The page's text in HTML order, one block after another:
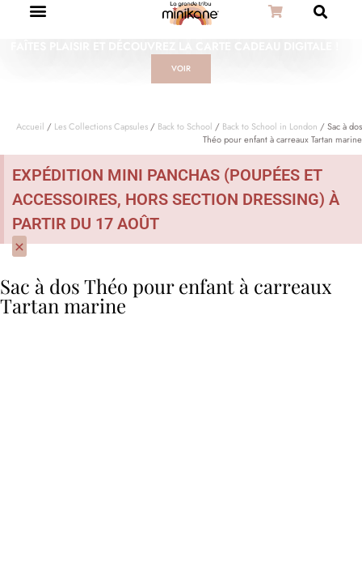
VOIR
Accueil / Les Collections Capsules / Back to School / Back to School in London / Sac à dos
Théo pour enfant à carreaux Tartan marine
EXPÉDITION MINI PANCHAS (POUPÉES ET
ACCESSOIRES, HORS SECTION DRESSING) À
PARTIR DU 17 AOÛT
×
Sac à dos Théo pour enfant à carreaux
Tartan marine